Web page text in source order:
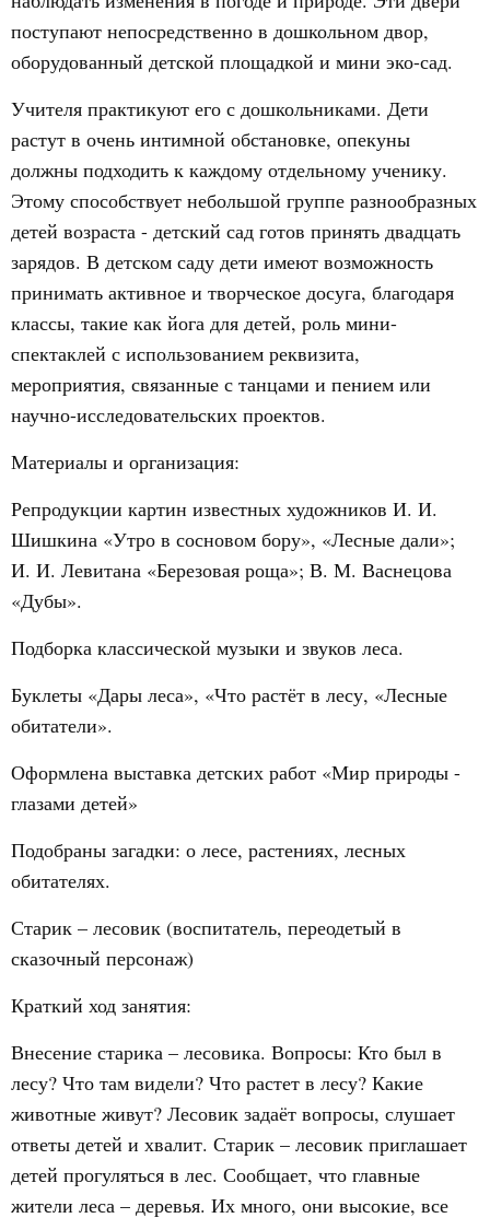
поступают непосредственно в дошкольном двор,
оборудованный детской площадкой и мини эко-сад.
Учителя практикуют его с дошкольниками. Дети
растут в очень интимной обстановке, опекуны
должны подходить к каждому отдельному ученику.
Этому способствует небольшой группе разнообразных
детей возраста - детский сад готов принять двадцать
зарядов. В детском саду дети имеют возможность
принимать активное и творческое досуга, благодаря
классы, такие как йога для детей, роль мини-
спектаклей с использованием реквизита,
мероприятия, связанные с танцами и пением или
научно-исследовательских проектов.
Материалы и организация:
Репродукции картин известных художников И. И.
Шишкина «Утро в сосновом бору», «Лесные дали»;
И. И. Левитана «Березовая роща»; В. М. Васнецова
«Дубы».
Подборка классической музыки и звуков леса.
Буклеты «Дары леса», «Что растёт в лесу, «Лесные
обитатели».
Оформлена выставка детских работ «Мир природы -
глазами детей»
Подобраны загадки: о лесе, растениях, лесных
обитателях.
Старик – лесовик (воспитатель, переодетый в
сказочный персонаж)
Краткий ход занятия:
Внесение старика – лесовика. Вопросы: Кто был в
лесу? Что там видели? Что растет в лесу? Какие
животные живут? Лесовик задаёт вопросы, слушает
ответы детей и хвалит. Старик – лесовик приглашает
детей прогуляться в лес. Сообщает, что главные
жители леса – деревья. Их много, они высокие, все